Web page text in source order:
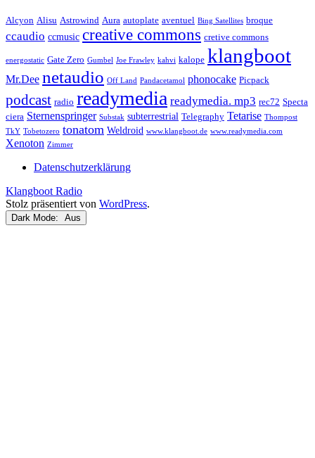
Alcyon Alisu Astrowind Aura autoplate aventuel Bing Satellites broque
ccaudio ccmusic creative commons cretive commons
energostatic Gate Zero Gumbel Joe Frawley kahvi kalope klangboot
Mr.Dee netaudio Off Land Pandacetamol phonocake Picpack
podcast radio readymedia readymedia. mp3 rec72 Specta
ciera Sternenspringer Substak subterrestrial Telegraphy Tetarise Thompost
TkY Tobetozero tonatom Weldroid www.klangboot.de www.readymedia.com
Xenoton Zimmer
Datenschutzerklärung
Klangboot Radio
Stolz präsentiert von WordPress.
Dark Mode: